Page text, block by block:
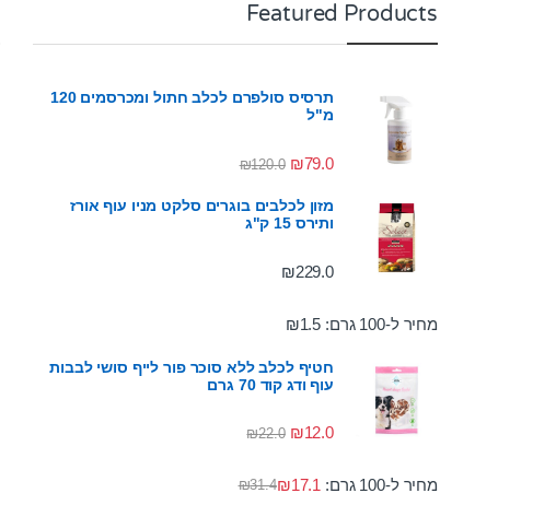
Featured Products
תרסיס סולפרם לכלב חתול ומכרסמים 120
מ"ל
₪79.0
₪120.0
מזון לכלבים בוגרים סלקט מניו עוף אורז
ותירס 15 ק"ג
₪229.0
מחיר ל-100 גרם: ₪1.5
חטיף לכלב ללא סוכר פור לייף סושי לבבות
עוף ודג קוד 70 גרם
₪12.0
₪22.0
מחיר ל-100 גרם: ₪31.4₪17.1